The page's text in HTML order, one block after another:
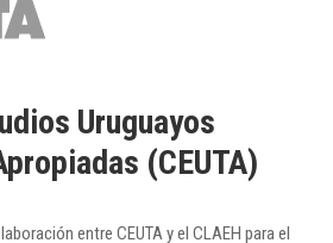
Uruguayos
(CEUTA)
entre CEUTA y el CLAEH para el